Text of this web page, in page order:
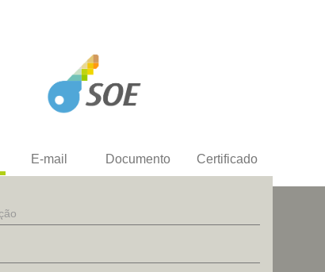
E-mail Documento Certificado